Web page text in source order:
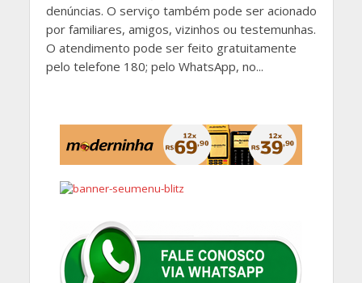
denúncias. O serviço também pode ser acionado
por familiares, amigos, vizinhos ou testemunhas.
O atendimento pode ser feito gratuitamente
pelo telefone 180; pelo WhatsApp, no...